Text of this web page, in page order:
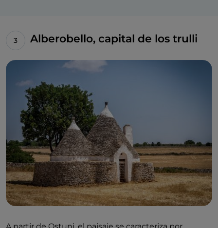
Alberobello, capital de los trulli